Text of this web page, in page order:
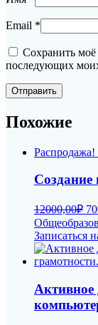
Email *
Сохранить моё
последующих
Похожие
Распродажа!
Создание
12000,00₽
Записаться
Активное